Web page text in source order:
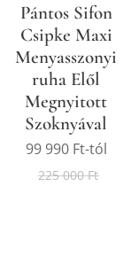
Pántos Sifon
Csipke Maxi
Menyasszonyi
ruha Elől
Megnyitott
Szoknyával
99 990Ft-tól
225 000Ft